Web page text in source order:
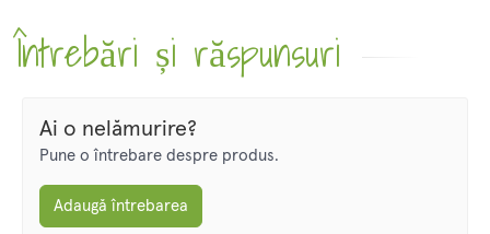
Întrebări și răspunsuri
Ai o nelămurire?
Pune o întrebare despre produs.
Adaugă întrebarea